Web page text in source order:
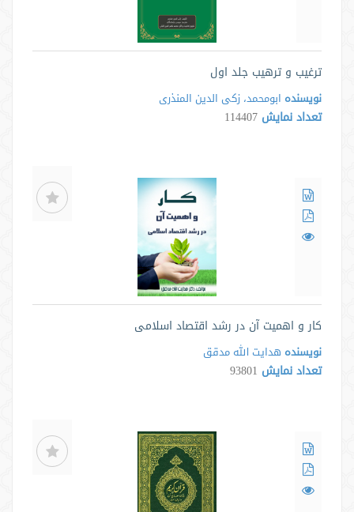
ترغیب و ترهیب جلد اول
نویسنده ابومحمد، زکی الدین المنذری
تعداد نمایش 114407
کار و اهمیت آن در رشد اقتصاد اسلامی
نویسنده هدایت الله مدقق
تعداد نمایش 93801